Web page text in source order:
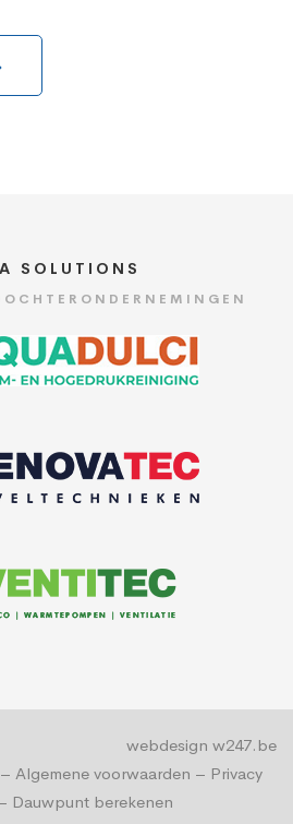
SOLUTIONS
– Algemene voorwaarden – Privacy
Dauwpunt berekenen
webdesign w247.be